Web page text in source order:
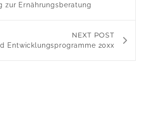
zur Ernährungsberatung
NEXT POST
Entwicklungsprogramme 20xx